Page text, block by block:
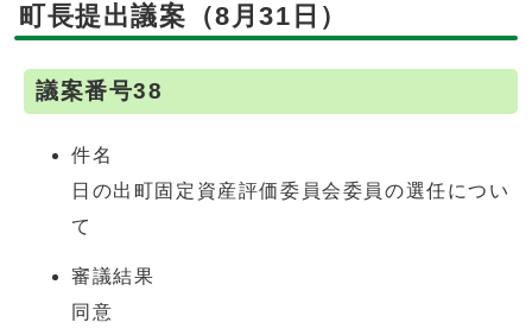
町長提出議案（8月31日）
議案番号38
件名
日の出町固定資産評価委員会委員の選任につい
て
審議結果
同意